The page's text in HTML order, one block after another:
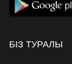
БІЗ ТУРАЛЫ